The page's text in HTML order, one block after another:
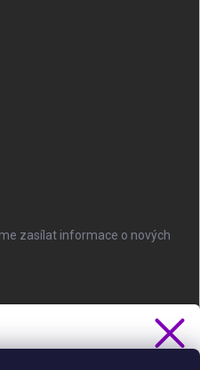
zasílat informace o nových